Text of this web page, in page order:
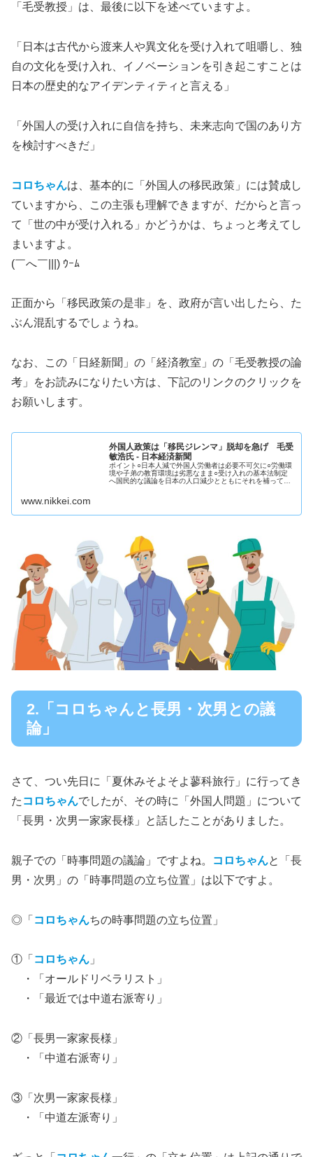
「毛受教授」は、最後に以下を述べていますよ。
「日本は古代から渡来人や異文化を受け入れて咀嚼し、独
自の文化を受け入れ、イノベーションを引き起こすことは
日本の歴史的なアイデンティティと言える」
「外国人の受け入れに自信を持ち、未来志向で国のあり方
を検討すべきだ」
コロちゃんは、基本的に「外国人の移民政策」には賛成し
ていますから、この主張も理解できますが、だからと言っ
て「世の中が受け入れる」かどうかは、ちょっと考えてし
まいますよ。
(￣へ￣|||) ｳｰﾑ
正面から「移民政策の是非」を、政府が言い出したら、た
ぶん混乱するでしょうね。
なお、この「日経新聞」の「経済教室」の「毛受教授の論
考」をお読みになりたい方は、下記のリンクのクリックを
お願いします。
外国人政策は「移民ジレンマ」脱却を急げ 毛受
敏浩氏 - 日本経済新聞
ポイント○日本人減で外国人労働者は必要不可欠に○労働環
境や子弟の教育環境は劣悪なまま○受け入れの基本法制定
へ国民的な議論を日本の人口減少とともにそれを補って増
www.nikkei.com
2.「コロちゃんと長男・次男との議
論」
さて、つい先日に「夏休みそよそよ蓼科旅行」に行ってき
た コロちゃんでしたが、その時に「外国人問題」について
「長男・次男一家家長様」と話したことがありました。
親子での「時事問題の議論」ですよね。 コロちゃんと「長
男・次男」の「時事問題の立ち位置」は以下ですよ。
◎「 コロちゃんちの時事問題の立ち位置」
①「 コロちゃん 」
・「オールドリベラリスト」
・「最近では中道右派寄り」
②「長男一家家長様」
・「中道右派寄り」
③「次男一家家長様」
・「中道左派寄り」